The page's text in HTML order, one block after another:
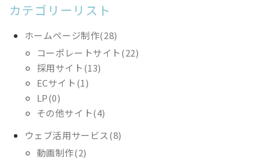
カテゴリーリスト
ホームページ制作(28)
コーポレートサイト(22)
採用サイト(13)
ECサイト(1)
LP(0)
その他サイト(4)
ウェブ活用サービス(8)
動画制作(2)